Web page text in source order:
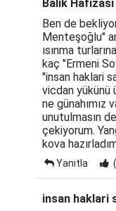
Balık Hafızası
Ben de
Menteşoğlu"
ısınma
kaç "Ermeni
"insan haklari
vicdan yükünü
ne günahımız
unutulmasın
çekiyorum.
kova
Yanıtla
insan haklari